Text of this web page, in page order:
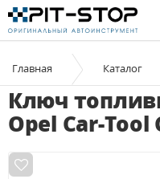
Главная Каталог
Ключ
Opel Car-Tool